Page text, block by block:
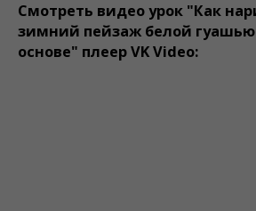
Смотреть видео урок "Как
зимний пейзаж белой
основе" плеер VK Video: